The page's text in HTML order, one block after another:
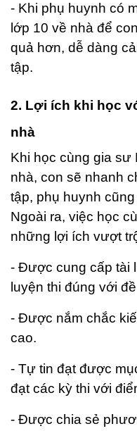
- Khi phụ huynh có
lớp 10 về nhà để
quả hơn, dễ dàng
tập.
2. Lợi ích khi học
nhà
Khi học cùng gia sư
nhà, con sẽ nhanh
tập, phụ huynh
Ngoài ra, việc học
những lợi ích vượt
- Được cung cấp tài
luyện thi đúng với
- Được nắm chắc
cao.
- Tự tin đạt được
đạt các kỳ thi với
- Được chia sẻ